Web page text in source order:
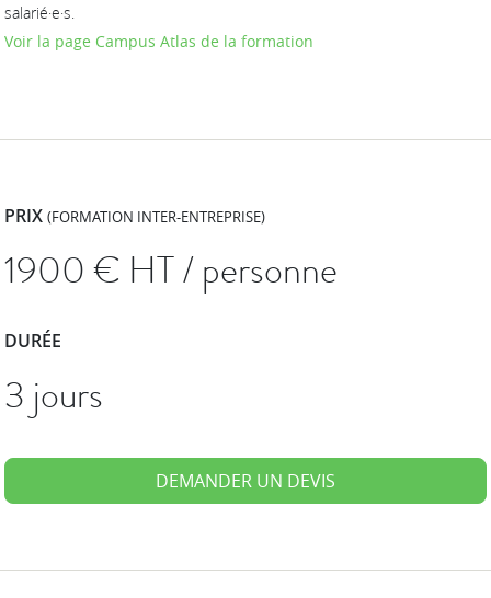
salarié·e·s.
Voir la page Campus Atlas de la formation
PRIX(FORMATION INTER-ENTREPRISE)
1900€ HT / personne
DURÉE
3 jours
DEMANDER UN DEVIS